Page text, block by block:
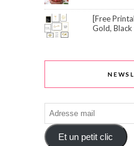
[Free
Gold,
Adresse
mail
Et un petit clic